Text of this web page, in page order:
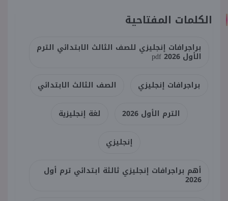
الكلمات المفتاحية
براجرافات إنجليزي للصف الثالث الابتدائي الترم
الأول 2026 pdf
براجرافات إنجليزي الصف الثالث الابتدائي
الترم الأول 2026 لغة إنجليزية
إنجليزي
أهم براجرافات إنجليزي ثالثة ابتدائي ترم أول
2026